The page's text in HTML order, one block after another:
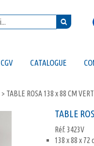
CGV CATALOGUE
> TABLE ROSA 138 x 88 CM
TABLE
Réf. 3423V
138 x 88 x 72